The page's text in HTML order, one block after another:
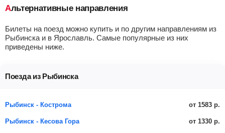
Альтернативные направления
Билеты на поезд можно купить и по другим направлениям из
Рыбинска и в Ярославль. Самые популярные из них
приведены ниже.
Поезда из Рыбинска
Рыбинск - Кострома от 1583 р.
Рыбинск - Кесова Гора от 1330 р.